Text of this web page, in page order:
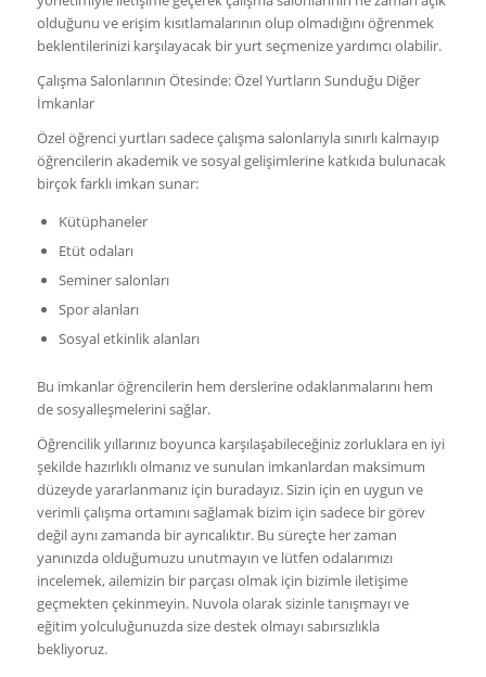
olduğunu ve erişim kısıtlamalarının olup olmadığını öğrenmek
beklentilerinizi karşılayacak bir yurt seçmenize yardımcı olabilir.
Çalışma Salonlarının Ötesinde: Özel Yurtların Sunduğu Diğer
İmkanlar
Özel öğrenci yurtları sadece çalışma salonlarıyla sınırlı kalmayıp
öğrencilerin akademik ve sosyal gelişimlerine katkıda bulunacak
birçok farklı imkan sunar:
Kütüphaneler
Etüt odaları
Seminer salonları
Spor alanları
Sosyal etkinlik alanları
Bu imkanlar öğrencilerin hem derslerine odaklanmalarını hem
de sosyalleşmelerini sağlar.
Öğrencilik yıllarınız boyunca karşılaşabileceğiniz zorluklara en iyi
şekilde hazırlıklı olmanız ve sunulan imkanlardan maksimum
düzeyde yararlanmanız için buradayız. Sizin için en uygun ve
verimli çalışma ortamını sağlamak bizim için sadece bir görev
değil aynı zamanda bir ayrıcalıktır. Bu süreçte her zaman
yanınızda olduğumuzu unutmayın ve lütfen odalarımızı
incelemek, ailemizin bir parçası olmak için bizimle iletişime
geçmekten çekinmeyin. Nuvola olarak sizinle tanışmayı ve
eğitim yolculuğunuzda size destek olmayı sabırsızlıkla
bekliyoruz.